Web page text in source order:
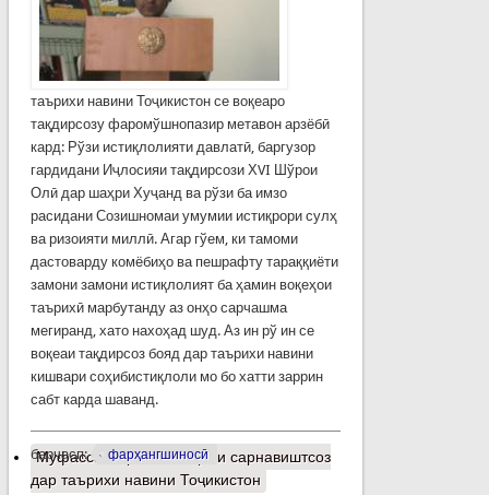
таърихи навини Тоҷикистон се воқеаро
тақдирсозу фаромўшнопазир метавон арзёбӣ
кард: Рўзи истиқлолияти давлатӣ, баргузор
гардидани Иҷлосияи тақдирсози ХVI Шўрои
Олӣ дар шаҳри Хуҷанд ва рўзи ба имзо
расидани Созишномаи умумии истиқрори сулҳ
ва ризоияти миллӣ. Агар гўем, ки тамоми
дастоварду комёбиҳо ва пешрафту тараққиёти
замони замони истиқлолият ба ҳамин воқеҳои
таърихӣ марбутанду аз онҳо сарчашма
мегиранд, хато нахоҳад шуд. Аз ин рў ин се
воқеаи тақдирсоз бояд дар таърихи навини
кишвари соҳибистиқлоли мо бо хатти заррин
сабт карда шаванд.
барчасп: фарҳангшиносӣ
Муфассалтаро Се воқеаи сарнавиштсоз
дар таърихи навини Тоҷикистон